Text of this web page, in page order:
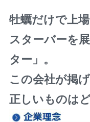
牡蠣だけで上
スターバーを
ター」。
この会社が掲
正しいものは